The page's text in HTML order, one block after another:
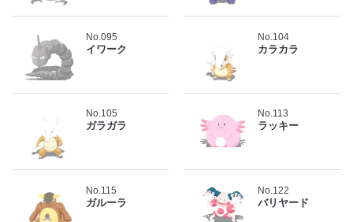
No.095
イワーク
No.104
カラカラ
No.105
ガラガラ
No.113
ラッキー
No.115
ガルーラ
No.122
バリヤード